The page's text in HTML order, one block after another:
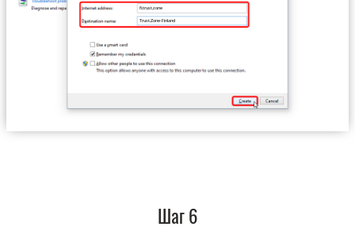
fi.trust.zone
Trust.Zone-Finland
Шаг 6